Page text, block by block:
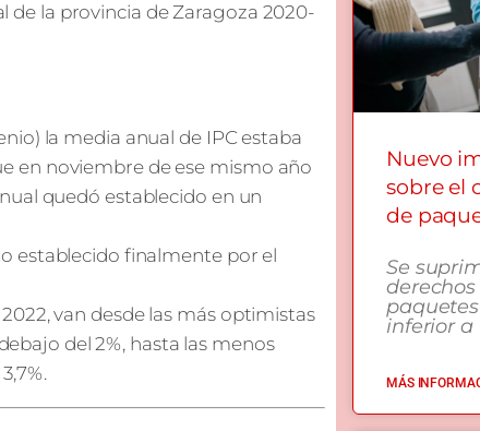
de la provincia de Zaragoza 2020-
la media anual de IPC estaba
en noviembre de ese mismo año
quedó establecido en un
establecido finalmente por el
van desde las más optimistas
del 2%, hasta las menos
Nuevo
sobre el
de
Se
inferior a
MÁS